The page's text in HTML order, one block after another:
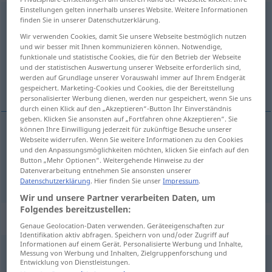
ungeheueradj
Übersicht aller Übersetzungen
(Für mehr Details die Übersetzung anklicken/antippen)
énorme, monstrueux
énorme ungeheuer
monstrueux ungeheuer
„ungeheuer“ : Adverb
ungeheueradv
Einstellungen gelten innerhalb unseres Website. Weitere Informationen
finden Sie in unserer Datenschutzerklärung.
Wir verwenden Cookies, damit Sie unsere Webseite bestmöglich nutzen
und wir besser mit Ihnen kommunizieren können. Notwendige,
funktionale und statistische Cookies, die für den Betrieb der Webseite
und der statistischen Auswertung unserer Webseite erforderlich sind,
werden auf Grundlage unserer Vorauswahl immer auf Ihrem Endgerät
gespeichert. Marketing-Cookies und Cookies, die der Bereitstellung
personalisierter Werbung dienen, werden nur gespeichert, wenn Sie uns
durch einen Klick auf den „Akzeptieren“-Button Ihr Einverständnis
geben. Klicken Sie ansonsten auf „Fortfahren ohne Akzeptieren“. Sie
können Ihre Einwilligung jederzeit für zukünftige Besuche unserer
Webseite widerrufen. Wenn Sie weitere Informationen zu den Cookies
und den Anpassungsmöglichkeiten möchten, klicken Sie einfach auf den
Button „Mehr Optionen“. Weitergehende Hinweise zu der
Datenverarbeitung entnehmen Sie ansonsten unserer
Datenschutzerklärung. Hier finden Sie unserImpressum.
Wir und unsere Partner verarbeiten Daten, um
Folgendes bereitzustellen:
Genaue Geolocation-Daten verwenden. Geräteeigenschaften zur
Identifikation aktiv abfragen. Speichern von und/oder Zugriff auf
Informationen auf einem Gerät. Personalisierte Werbung und Inhalte,
Messung von Werbung und Inhalten, Zielgruppenforschung und
Entwicklung von Dienstleistungen.